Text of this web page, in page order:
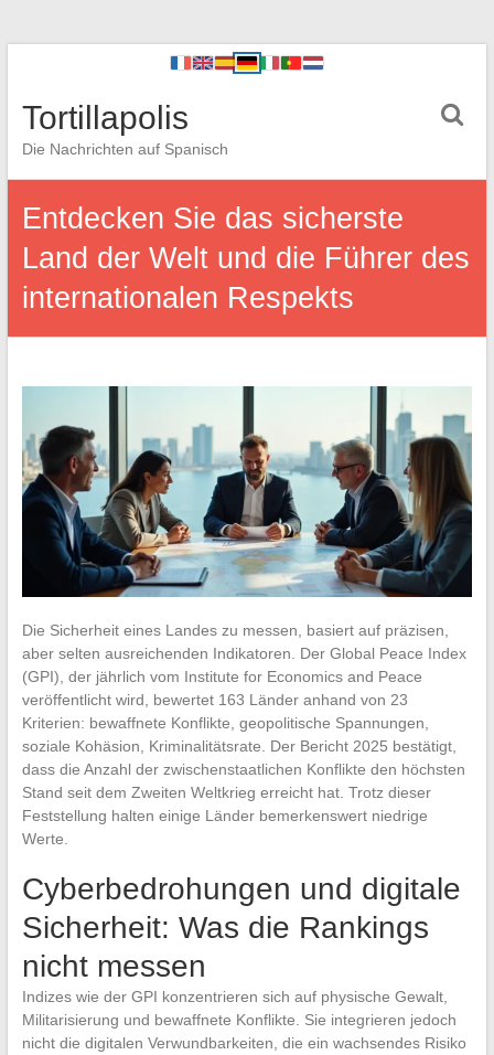
Tortillapolis
Die Nachrichten auf Spanisch
Entdecken Sie das sicherste
Land der Welt und die Führer des
internationalen Respekts
Die Sicherheit eines Landes zu messen, basiert auf präzisen,
aber selten ausreichenden Indikatoren. Der Global Peace Index
(GPI), der jährlich vom Institute for Economics and Peace
veröffentlicht wird, bewertet 163 Länder anhand von 23
Kriterien: bewaffnete Konflikte, geopolitische Spannungen,
soziale Kohäsion, Kriminalitätsrate. Der Bericht 2025 bestätigt,
dass die Anzahl der zwischenstaatlichen Konflikte den höchsten
Stand seit dem Zweiten Weltkrieg erreicht hat. Trotz dieser
Feststellung halten einige Länder bemerkenswert niedrige
Werte.
Cyberbedrohungen und digitale
Sicherheit: Was die Rankings
nicht messen
Indizes wie der GPI konzentrieren sich auf physische Gewalt,
Militarisierung und bewaffnete Konflikte. Sie integrieren jedoch
nicht die digitalen Verwundbarkeiten, die ein wachsendes Risiko